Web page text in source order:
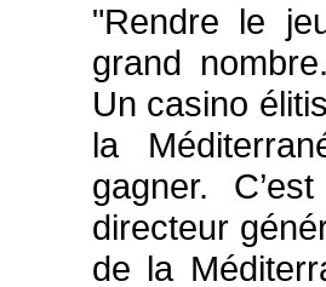
"Rendre le
grand
Un casino
la
gagner.
directeur
de la